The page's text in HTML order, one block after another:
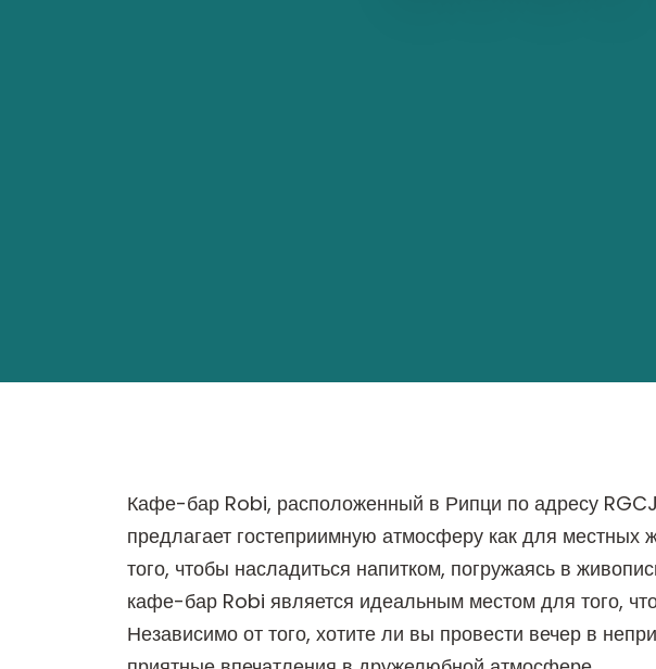
Кафе-бар Robi, расположенный в Рипци по адресу
предлагает гостеприимную атмосферу как для местных
того, чтобы насладиться напитком, погружаясь в
кафе-бар Robi является идеальным местом для того,
Независимо от того, хотите ли вы провести вечер в